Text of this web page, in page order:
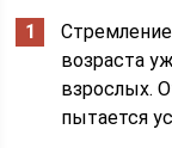
возраста
взрослых.
пытается